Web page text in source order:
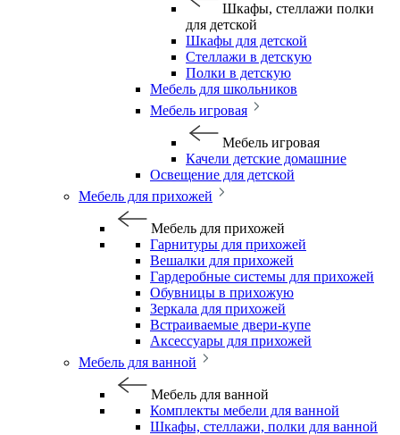
Шкафы, стеллажи полки
для детской
Шкафы для детской
Стеллажи в детскую
Полки в детскую
Мебель для школьников
Мебель игровая
Мебель игровая
Качели детские домашние
Освещение для детской
Мебель для прихожей
Мебель для прихожей
Гарнитуры для прихожей
Вешалки для прихожей
Гардеробные системы для прихожей
Обувницы в прихожую
Зеркала для прихожей
Встраиваемые двери-купе
Аксессуары для прихожей
Мебель для ванной
Мебель для ванной
Комплекты мебели для ванной
Шкафы, стеллажи, полки для ванной